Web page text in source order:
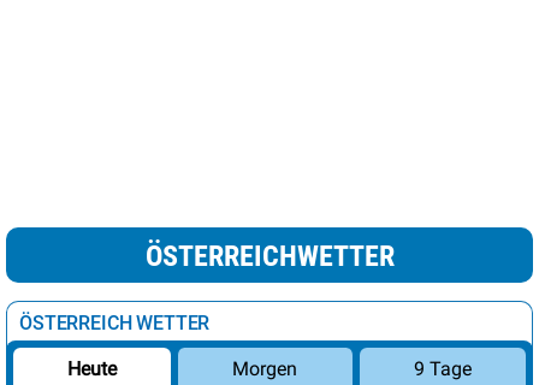
ÖSTERREICHWETTER
ÖSTERREICH WETTER
Heute Morgen 9 Tage